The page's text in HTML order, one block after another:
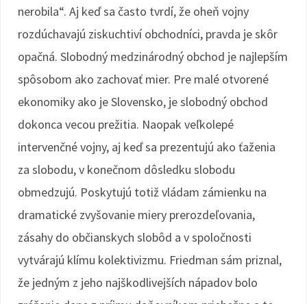
nerobila“. Aj keď sa často tvrdí, že oheň vojny
rozdúchavajú ziskuchtiví obchodníci, pravda je skôr
opačná. Slobodný medzinárodný obchod je najlepším
spôsobom ako zachovať mier. Pre malé otvorené
ekonomiky ako je Slovensko, je slobodný obchod
dokonca vecou prežitia. Naopak veľkolepé
intervenčné vojny, aj keď sa prezentujú ako ťaženia
za slobodu, v konečnom dôsledku slobodu
obmedzujú. Poskytujú totiž vládam zámienku na
dramatické zvyšovanie miery prerozdeľovania,
zásahy do občianskych slobôd a v spoločnosti
vytvárajú klímu kolektivizmu. Friedman sám priznal,
že jedným z jeho najškodlivejších nápadov bolo